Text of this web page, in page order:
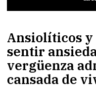
Ansiolíticos y
sentir
vergüenza
cansada de